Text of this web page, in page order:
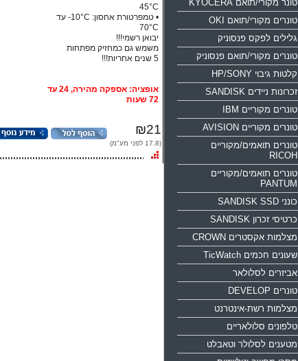
45°C
• טמפרטורת אחסון:‏ 10°C- עד
70°C
יבואן רשמי!!!
משמש גם כמחזיק מפתחות
5 שנים אחריות!!!
אופציה: אספקה מהירה, 24 עד
72 שעות
₪21
(17.8 לפני מע"מ)
טונר מקורי/תואם KYOCERA
טונרים מקורי/תואם OKI
גלילים לפקס פנסוניק
טונרים מקורי/תואם פנסוניק
קלטות גיבוי HP/SONY
זכרונות ניידים SANDISK
טונרים מקוריים IBM
טונרים מקוריים AVISION
טונרים תואמים/מקוריים
RICOH
טונרים תואמים/מקוריים
PANTUM
כונני SANDISK SSD
כרטיסי זכרון SANDISK
מצלמות אקסטרים CROWN
שעונים חכמים TicWatch
אביזרים לסלולאר
טונרים DEVELOP
מצלמות רשת-אינטרנט
טלפונים סלולאריים
מטענים לסלולר וטאבלט